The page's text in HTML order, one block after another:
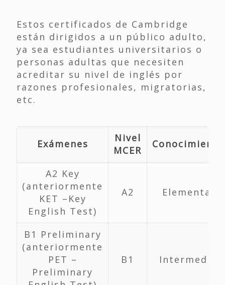
Estos certificados de Cambridge
están dirigidos a un público adulto,
ya sea estudiantes universitarios o
personas adultas que necesiten
acreditar su nivel de inglés por
razones profesionales, migratorias,
etc.
Exámenes
Nivel
MCER
Conocimiento
A2 Key
(anteriormente
KET –Key
English Test)
A2 Elemental
B1 Preliminary
(anteriormente
PET –
Preliminary
B1 Intermedio